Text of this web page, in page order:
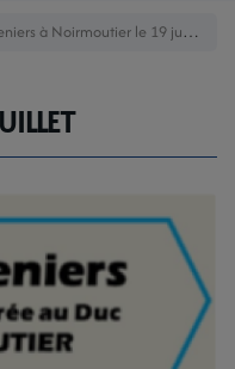
à Noirmoutier le 19 juillet